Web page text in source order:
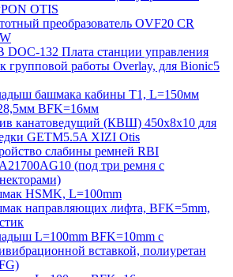
OTIS
преобразователь OVF20 CR
DOC-132 Плата станции управления
групповой работы Overlay, для Bionic5
башмака кабины T1, L=150мм
BFK=16мм
канатоведущий (КВШ) 450х8х10 для
GETM5.5A XIZI Otis
слабины ремней RBI
(под три ремня с
HSMK, L=100mm
направляющих лифта, BFK=5mm,
L=100mm BFK=10mm с
вставкой, полиуретан